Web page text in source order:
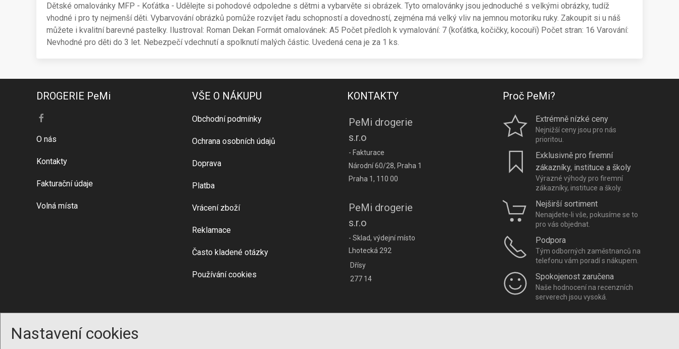
Nastavení cookies
Dětské omalovánky MFP - Koťátka - Udělejte si pohodové odpoledne s dětmi a vybarvěte si obrázek. Tyto omalovánky jsou jednoduché s velkými obrázky, tudíž
vhodné i pro ty nejmenší děti. Vybarvování obrázků pomůže rozvíjet řadu schopností a dovedností, zejména má velký vliv na jemnou motoriku ruky. Zakoupit si u náš
můžete i kvalitní barevné pastelky. Ilustroval: Roman Dekan Formát omalovánek: A5 Počet předloh k vymalování: 7 (koťátka, kočičky, kocouři) Počet stran: 16 Varování:
Nevhodné pro děti do 3 let. Nebezpečí vdechnutí a spolknutí malých částic. Uvedená cena je za 1 ks.
DROGERIE PeMi
O nás
Kontakty
Fakturační údaje
Volná místa
VŠE O NÁKUPU
Obchodní podmínky
Ochrana osobních údajů
Doprava
Platba
Vrácení zboží
Reklamace
Často kladené otázky
Používání cookies
KONTAKTY
PeMi drogerie
s.r.o
- Fakturace
Národní 60/28, Praha 1
Praha 1, 110 00
PeMi drogerie
s.r.o
- Sklad, výdejní místo
Lhotecká 292
Dřísy
277 14
Proč PeMi?
Extrémně nízké ceny
Nejnižší ceny jsou pro nás
prioritou.
Exklusivně pro firemní
zákazníky, instituce a školy
Výrazné výhody pro firemní
zákazníky, instituce a školy.
Nejširší sortiment
Nenajdete-li vše, pokusíme se to
pro vás objednat.
Podpora
Tým odborných zaměstnanců na
telefonu vám poradí s nákupem.
Spokojenost zaručena
Naše hodnocení na recenzních
serverech jsou vysoká.